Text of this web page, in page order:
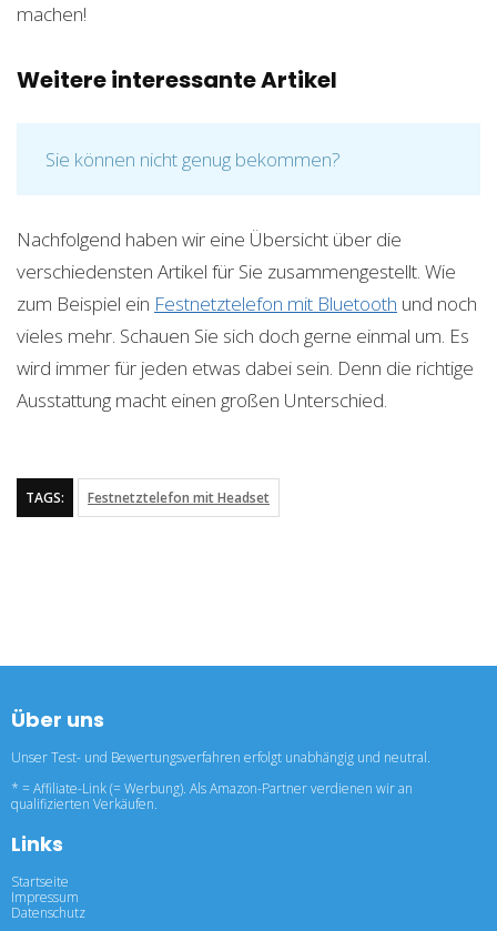
machen!
Weitere interessante Artikel
Sie können nicht genug bekommen?
Nachfolgend haben wir eine Übersicht über die
verschiedensten Artikel für Sie zusammengestellt. Wie
zum Beispiel ein Festnetztelefon mit Bluetooth und noch
vieles mehr. Schauen Sie sich doch gerne einmal um. Es
wird immer für jeden etwas dabei sein. Denn die richtige
Ausstattung macht einen großen Unterschied.
TAGS: Festnetztelefon mit Headset
Über uns
Unser Test- und Bewertungsverfahren erfolgt unabhängig und neutral.
* = Affiliate-Link (= Werbung). Als Amazon-Partner verdienen wir an
qualifizierten Verkäufen.
Links
Startseite
Impressum
Datenschutz